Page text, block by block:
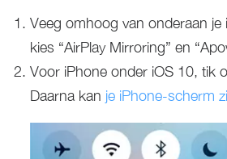
Veeg omhoog van onderaan
kies “AirPlay Mirroring” en
Voor iPhone onder iOS 10, tik
Daarna kan je iPhone-scherm